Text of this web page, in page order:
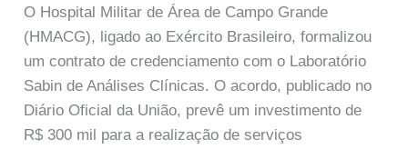
O Hospital Militar de Área de Campo Grande
(HMACG), ligado ao Exército Brasileiro, formalizou
um contrato de credenciamento com o Laboratório
Sabin de Análises Clínicas. O acordo, publicado no
Diário Oficial da União, prevê um investimento de
R$ 300 mil para a realização de serviços